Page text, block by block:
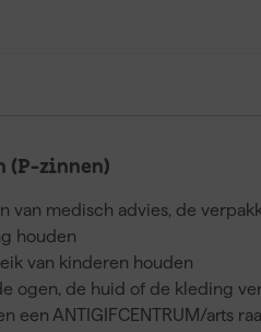
(P-zinnen)
van medisch advies, de
houden
van kinderen houden
ogen, de huid of de kleding
een ANTIGIFCENTRUM/arts